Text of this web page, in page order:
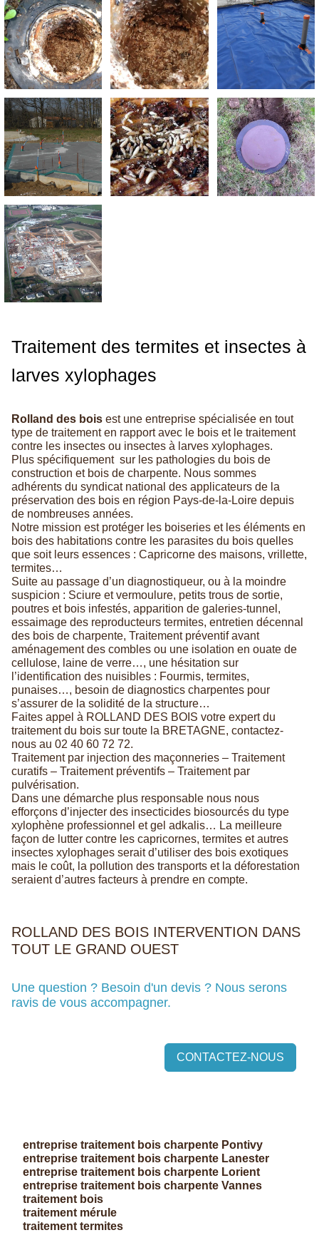
Traitement des termites et insectes à
larves xylophages
Rolland des bois est une entreprise spécialisée en tout
type de traitement en rapport avec le bois et le traitement
contre les insectes ou insectes à larves xylophages.
Plus spécifiquement sur les pathologies du bois de
construction et bois de charpente. Nous sommes
adhérents du syndicat national des applicateurs de la
préservation des bois en région Pays-de-la-Loire depuis
de nombreuses années.
Notre mission est protéger les boiseries et les éléments en
bois des habitations contre les parasites du bois quelles
que soit leurs essences : Capricorne des maisons, vrillette,
termites…
Suite au passage d’un diagnostiqueur, ou à la moindre
suspicion : Sciure et vermoulure, petits trous de sortie,
poutres et bois infestés, apparition de galeries-tunnel,
essaimage des reproducteurs termites, entretien décennal
des bois de charpente, Traitement préventif avant
aménagement des combles ou une isolation en ouate de
cellulose, laine de verre…, une hésitation sur
l’identification des nuisibles : Fourmis, termites,
punaises…, besoin de diagnostics charpentes pour
s’assurer de la solidité de la structure…
Faites appel à ROLLAND DES BOIS votre expert du
traitement du bois sur toute la BRETAGNE, contactez-
nous au 02 40 60 72 72.
Traitement par injection des maçonneries – Traitement
curatifs – Traitement préventifs – Traitement par
pulvérisation.
Dans une démarche plus responsable nous nous
efforçons d’injecter des insecticides biosourcés du type
xylophène professionnel et gel adkalis… La meilleure
façon de lutter contre les capricornes, termites et autres
insectes xylophages serait d’utiliser des bois exotiques
mais le coût, la pollution des transports et la déforestation
seraient d’autres facteurs à prendre en compte.
ROLLAND DES BOIS INTERVENTION DANS
TOUT LE GRAND OUEST
Une question ? Besoin d'un devis ? Nous serons
ravis de vous accompagner.
CONTACTEZ-NOUS
entreprise traitement bois charpente Pontivy
entreprise traitement bois charpente Lanester
entreprise traitement bois charpente Lorient
entreprise traitement bois charpente Vannes
traitement bois
traitement mérule
traitement termites